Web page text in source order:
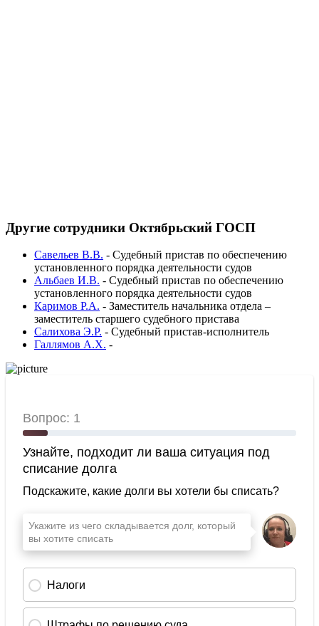
Другие сотрудники Октябрьский ГОСП
Савельев В.В. - Судебный пристав по обеспечению
установленного порядка деятельности судов
Альбаев И.В. - Судебный пристав по обеспечению
установленного порядка деятельности судов
Каримов Р.А. - Заместитель начальника отдела –
заместитель старшего судебного пристава
Салихова Э.Р. - Судебный пристав-исполнитель
Галлямов А.Х. -